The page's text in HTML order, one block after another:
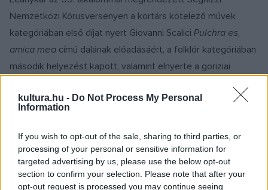
kultura.hu - Do Not Process My Personal
Information
If you wish to opt-out of the sale, sharing to third parties, or
processing of your personal or sensitive information for
targeted advertising by us, please use the below opt-out
section to confirm your selection. Please note that after your
opt-out request is processed you may continue seeing
Nemzetközi Kórusversenyen a kortárs kötelező művek
kategóriában első díjat nyert Giovanni Scalici Pulchra es,
amica mea című dalának előadásáért, a folklór kategóriában
második helyezést kapott, valamint elnyerte a goriziai
amatőr kórusai közül érkeztek énekkarok, egy előválogatást
követően. A mezőnyben olasz, lett, ukrán, lengyel, magyar
és Fülöp-szigeteki énekkarok mérkőztek egymással.
Magyarországot két csapat képviselte.